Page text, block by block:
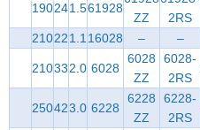
190241.561928
ZZ
2RS
210221.116028 – –
210332.0 6028
6028
ZZ
6028-
2RS
250423.0 6228
6228
ZZ
6228-
2RS